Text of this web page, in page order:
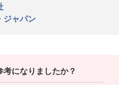
ジャパン
考になりましたか？